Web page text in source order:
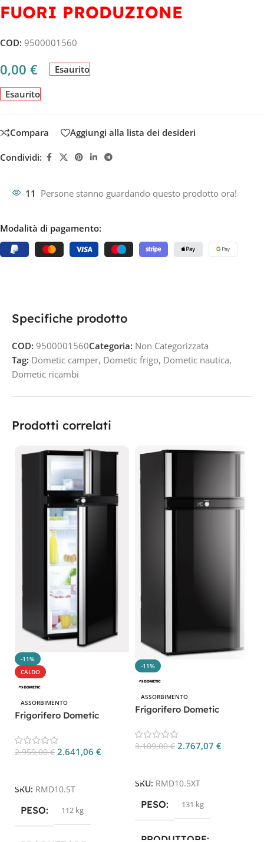
FUORI PRODUZIONE
COD: 9500001560
0,00 € Esaurito
Esaurito
Compara Aggiungi alla lista dei desideri
Condividi:
11 Persone stanno guardando questo prodotto ora!
Modalità di pagamento:
Specifiche prodotto
COD: 9500001560Categoria: Non Categorizzata
Tag: Dometic camper, Dometic frigo, Dometic nautica,
Dometic ricambi
Prodotti correlati
-11%
CALDO
ASSORBIMENTO
Frigorifero Dometic
Camper
2.959,00€ 2.641,06 €
SKU: RMD10.5T
PESO 112 kg
-11%
ASSORBIMENTO
Frigorifero Dometic
Camper
3.109,00€ 2.767,07 €
SKU: RMD10.5XT
PESO 131 kg
PRODUTTORE